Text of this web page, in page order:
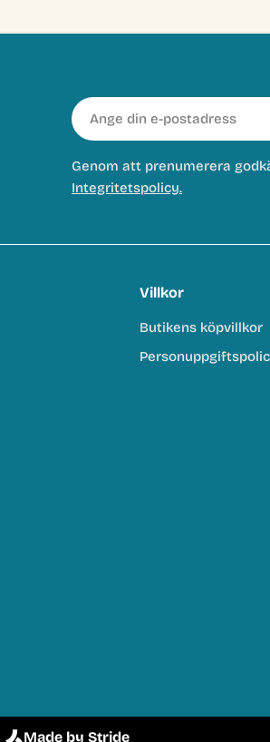
E-
post
Genom att prenumerera
Integritetspolicy.
Villkor
Butikens köpvillkor
Made by Stride